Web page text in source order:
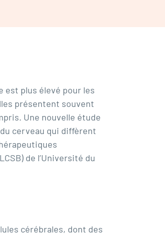
est plus élevé pour les
présentent souvent
Une nouvelle étude
cerveau qui diffèrent
de l’Université du
cérébrales, dont des